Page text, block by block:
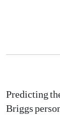
Predicting
Briggs